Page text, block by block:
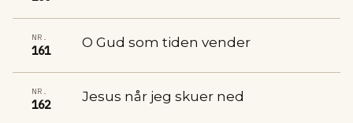
NR.
161
O Gud som tiden vender
NR.
162
Jesus når jeg skuer ned